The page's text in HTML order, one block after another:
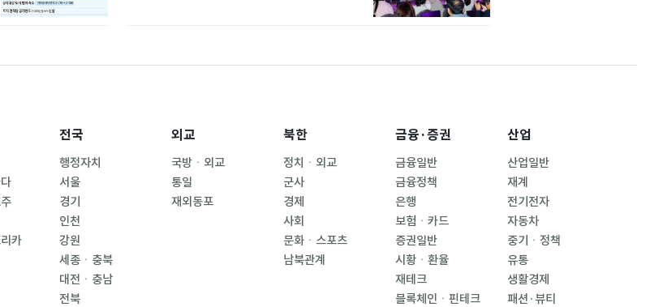
카
전국
행정자치
서울
경기
인천
강원
세종ㆍ충북
대전ㆍ충남
전북
외교
국방ㆍ외교
통일
재외동포
북한
정치ㆍ외교
군사
경제
사회
문화ㆍ스포츠
남북관계
금융·증권
금융일반
금융정책
은행
보험ㆍ카드
증권일반
시황ㆍ환율
재테크
블록체인ㆍ핀테크
산업
산업일반
재계
전기전자
자동차
중기ㆍ정책
유통
생활경제
패션·뷰티